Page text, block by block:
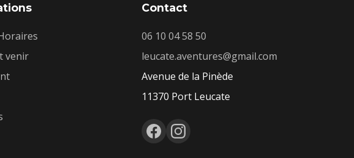
venir
Contact
06 10 04 58 50
leucate.aventures@gmail.com
Avenue de la Pinède
11370 Port Leucate